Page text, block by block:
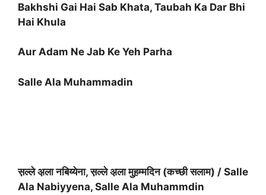
Bakhshi Gai Hai Sab Khata, Taubah Ka Dar Bhi
Hai Khula
Aur Adam Ne Jab Ke Yeh Parha
Salle Ala Muhammadin
स़ल्ले अ़ला नबिय्येना, स़ल्ले अ़ला मुह़म्मदिन (कच्छी सलाम) / Salle
Ala Nabiyyena, Salle Ala Muhammdin